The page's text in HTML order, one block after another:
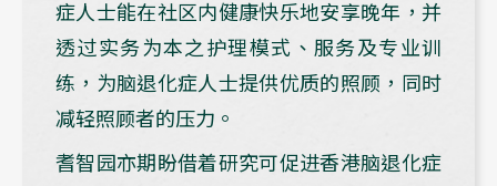
症人士能在社区内健康快乐地安享晚年，并
透过实务为本之护理模式、服务及专业训
练，为脑退化症人士提供优质的照顾，同时
减轻照顾者的压力。
耆智园亦期盼借着研究可促进香港脑退化症